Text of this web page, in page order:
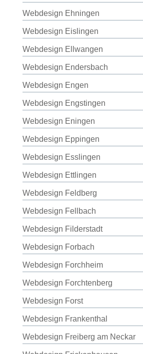
Webdesign Ehningen
Webdesign Eislingen
Webdesign Ellwangen
Webdesign Endersbach
Webdesign Engen
Webdesign Engstingen
Webdesign Eningen
Webdesign Eppingen
Webdesign Esslingen
Webdesign Ettlingen
Webdesign Feldberg
Webdesign Fellbach
Webdesign Filderstadt
Webdesign Forbach
Webdesign Forchheim
Webdesign Forchtenberg
Webdesign Forst
Webdesign Frankenthal
Webdesign Freiberg am Neckar